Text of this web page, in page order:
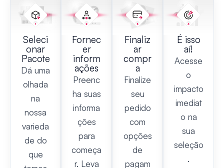
Seleci
onar
Pacote
Dá uma
olhada
na
nossa
varieda
de do
que
Fornec
er
inform
ações
Preenc
ha suas
informa
ções
para
começa
r. Leva
Finaliz
ar
compr
a
Finalize
seu
pedido
com
opções
de
pagam
É isso
aí!
Acesse
o
impacto
imediat
o na
sua
seleção
.